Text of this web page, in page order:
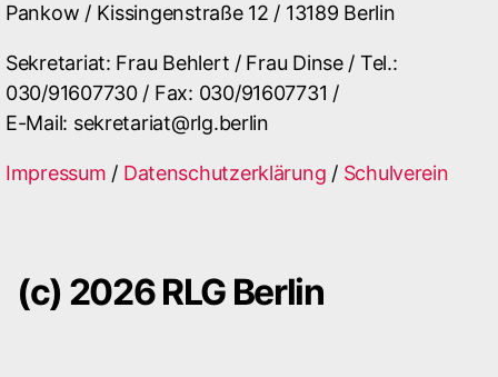
Pankow / Kissingenstraße 12 / 13189 Berlin
Sekretariat: Frau Behlert / Frau Dinse / Tel.:
030/91607730 / Fax: 030/91607731 /
E-Mail: sekretariat@rlg.berlin
Impressum / Datenschutzerklärung / Schulverein
(c) 2026 RLG Berlin